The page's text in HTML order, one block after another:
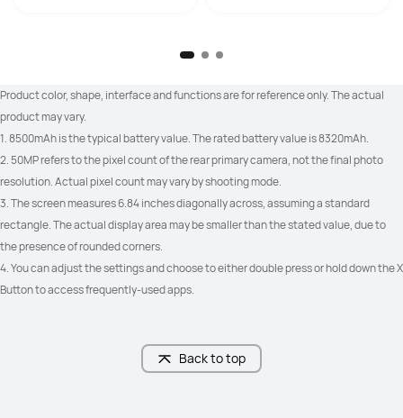
Product color, shape, interface and functions are for reference only. The actual
product may vary.
1. 8500mAh is the typical battery value. The rated battery value is 8320mAh.
2. 50MP refers to the pixel count of the rear primary camera, not the final photo
resolution. Actual pixel count may vary by shooting mode.
3. The screen measures 6.84 inches diagonally across, assuming a standard
rectangle. The actual display area may be smaller than the stated value, due to
the presence of rounded corners.
4. You can adjust the settings and choose to either double press or hold down the X
Button to access frequently-used apps.
Back to top